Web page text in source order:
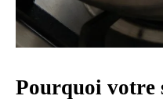
Pourquoi votre